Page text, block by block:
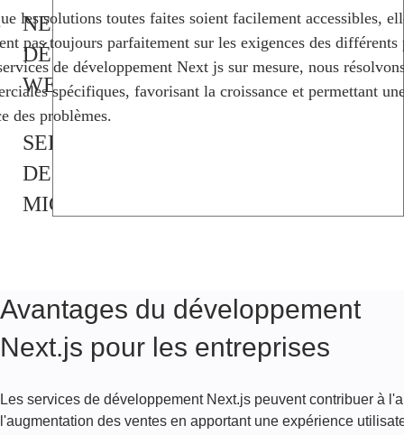
NEXT.JS
DÉVELOPPEMENT
WEB
SERVICES
DE
MIGRATION
DE
CONSEIL
les solutions toutes faites soient facilement accessibles,
pas toujours parfaitement sur les exigences des différents
de développement Next js sur mesure, nous
spécifiques, favorisant la croissance et permettant
des problèmes.
Avantages du développement
Next.js pour les entreprises
Les services de développement Next.js peuvent contribuer à
l'augmentation des ventes en apportant une expérience